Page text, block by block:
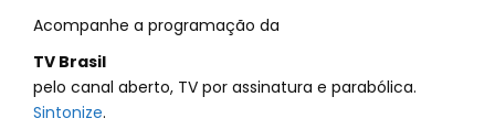
Acompanhe a programação da
TV Brasil
pelo canal aberto, TV por assinatura e parabólica.
Sintonize.